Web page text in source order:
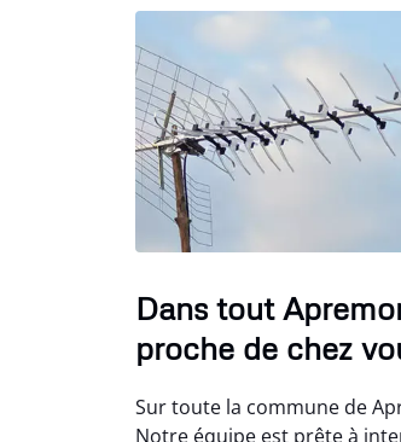
Dans tout
proche de chez
Sur toute la commune de
Notre équipe est prête à